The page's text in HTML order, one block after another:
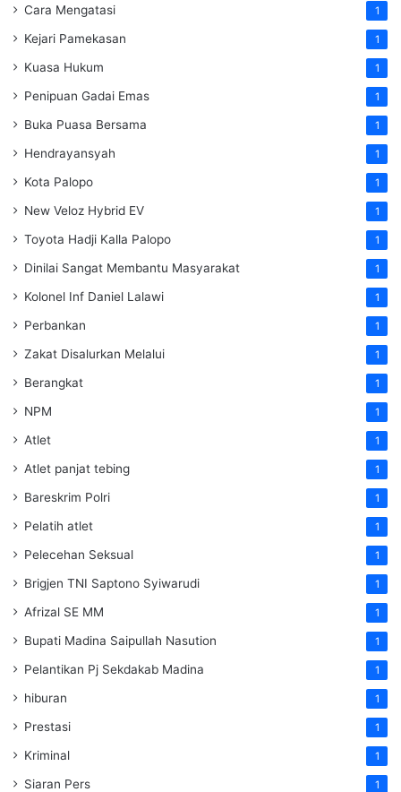
Cara Mengatasi 1
Kejari Pamekasan 1
Kuasa Hukum 1
Penipuan Gadai Emas 1
Buka Puasa Bersama 1
Hendrayansyah 1
Kota Palopo 1
New Veloz Hybrid EV 1
Toyota Hadji Kalla Palopo 1
Dinilai Sangat Membantu Masyarakat 1
Kolonel Inf Daniel Lalawi 1
Perbankan 1
Zakat Disalurkan Melalui 1
Berangkat 1
NPM 1
Atlet 1
Atlet panjat tebing 1
Bareskrim Polri 1
Pelatih atlet 1
Pelecehan Seksual 1
Brigjen TNI Saptono Syiwarudi 1
Afrizal SE MM 1
Bupati Madina Saipullah Nasution 1
Pelantikan Pj Sekdakab Madina 1
hiburan 1
Prestasi 1
Kriminal 1
Siaran Pers 1